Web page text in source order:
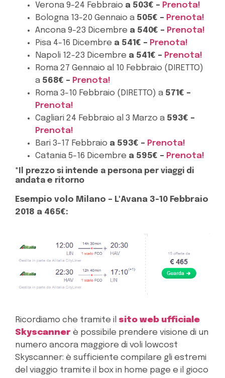
Verona 9-24 Febbraio a 503€ – Prenota!
Bologna 13-20 Gennaio a 505€ – Prenota!
Ancona 9-23 Dicembre a 540€ – Prenota!
Pisa 4-16 Dicembre a 541€ – Prenota!
Napoli 12-23 Dicembre a 541€ – Prenota!
Roma 27 Gennaio al 10 Febbraio (DIRETTO)
a 568€ – Prenota!
Roma 3-10 Febbraio (DIRETTO) a 571€ –
Prenota!
Cagliari 24 Febbraio al 3 Marzo a 593€ –
Prenota!
Bari 3-17 Febbraio a 593€ – Prenota!
Catania 5-16 Dicembre a 595€ – Prenota!
*Il prezzo si intende a persona per viaggi di
andata e ritorno
Esempio volo Milano – L'Avana 3-10 Febbraio
2018 a 465€:
Ricordiamo che tramite il sito web ufficiale
Skyscanner è possibile prendere visione di un
numero ancora maggiore di voli lowcost
Skyscanner: è sufficiente compilare gli estremi
del viaggio tramite il box in home page e il gioco